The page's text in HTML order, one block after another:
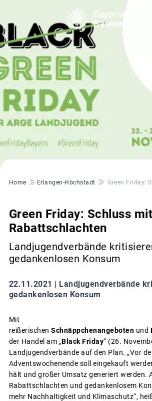
Pfadnavigation
Home Erlangen-Höchstadt Green Friday:
Green Friday: Schluss mit
Rabattschlachten
Landjugendverbände
gedankenlosen Konsum
22.11.2021 | Landjugendverbände
gedankenlosen Konsum
Mit
reißerischen Schnäppchenangeboten und
der Handel am „Black Friday“ (26.
Landjugendverbände auf den Plan. „Vor
Adventswochenende soll eingekauft
hält und großer Umsatz generiert werden.
Rabattschlachten und gedankenlosem
mehr Nachhaltigkeit und Klimaschutz“,